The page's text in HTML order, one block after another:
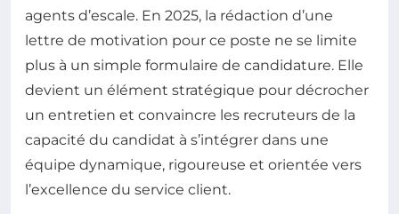
agents d’escale. En 2025, la rédaction d’une
lettre de motivation pour ce poste ne se limite
plus à un simple formulaire de candidature. Elle
devient un élément stratégique pour décrocher
un entretien et convaincre les recruteurs de la
capacité du candidat à s’intégrer dans une
équipe dynamique, rigoureuse et orientée vers
l’excellence du service client.